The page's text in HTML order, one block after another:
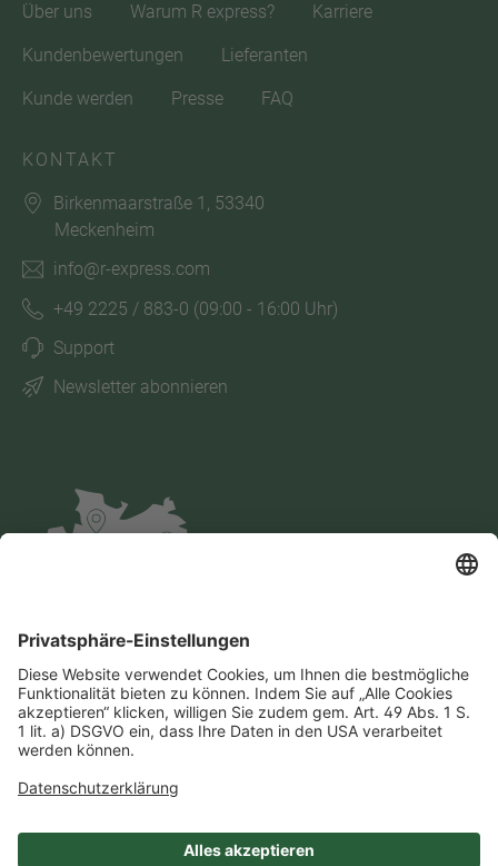
Über uns
Warum R express? Karriere
Kundenbewertungen Lieferanten
Kunde werden Presse FAQ
KONTAKT
Birkenmaarstraße 1, 53340
Meckenheim
info@r-express.com
+49 2225 / 883-0 (09:00 - 16:00 Uhr)
Support
Newsletter abonnieren